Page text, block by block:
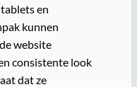
en
kunnen
website
consistente look
dat ze